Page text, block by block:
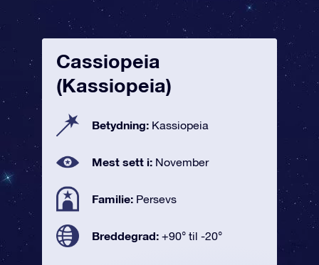
Cassiopeia
(Kassiopeia)
Betydning: Kassiopeia
Mest sett i: November
Familie: Persevs
Breddegrad: +90° til -20°